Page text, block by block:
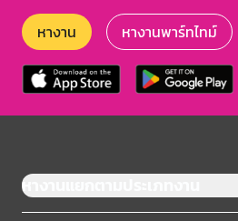
หางาน หางานพาร์ทไทม์
หางานแยกตามประเภทงาน